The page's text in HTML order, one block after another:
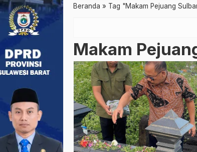
Beranda » Tag "Makam Pejuang
Makam